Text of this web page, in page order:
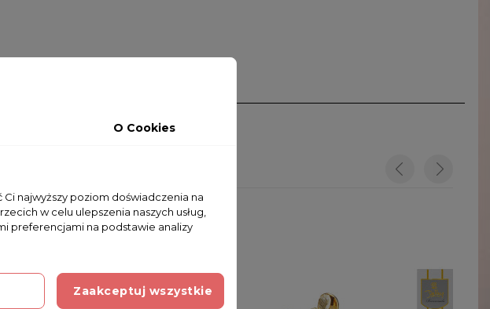
O Cookies
najwyższy poziom doświadczenia na
w celu ulepszenia naszych usług,
preferencjami na podstawie analizy
Zaakceptuj wszystkie